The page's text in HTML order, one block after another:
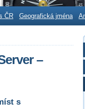
ČR Geografická jména
–
s